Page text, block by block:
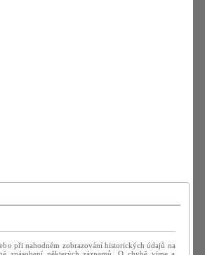
při nahodném zobrazování historických údajů na